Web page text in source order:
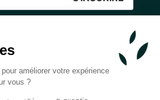
améliorer votre expérience
vous ?
000+ bouquets livrés |
100% sécurisés